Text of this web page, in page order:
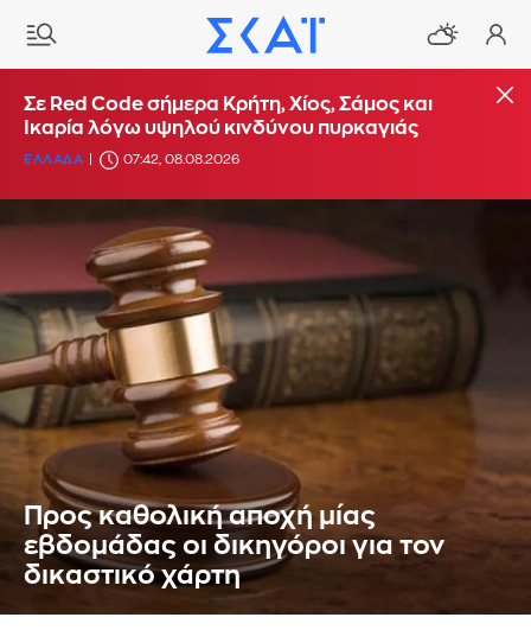
Σε Red Code σήμερα Κρήτη, Χίος, Σάμος και
Ικαρία λόγω υψηλού κινδύνου πυρκαγιάς
ΕΛΛΑΔΑ 07:42, 08.08.2026
Προς καθολική αποχή μίας
εβδομάδας οι δικηγόροι για τον
δικαστικό χάρτη